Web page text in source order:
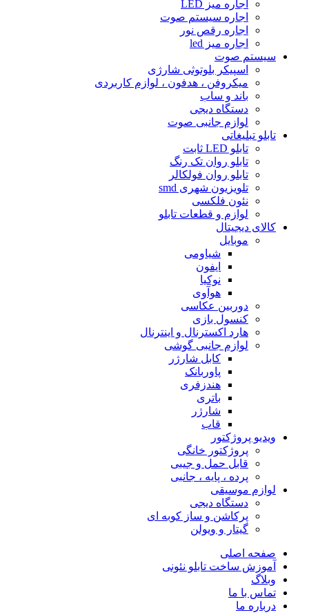
اجاره میز LED
اجاره سیستم صوت
اجاره رقص نور
اجاره میز led
سیستم صوت
اسپیکر بلوتوثى شارژى
میکروفن ، هدفون ، لوازم کاربردى
باند و ساب
دستگاه دیجى
لوازم جانبی صوت
تابلو تبلیغاتى
تابلو LED ثابت
تابلو روان تک رنگ
تابلو روان فولکالر
تلویزیون شهرى smd
نئون فلکسی
لوازم و قطعات تابلو
کالای دیجیتال
موبایل
شیاومی
ایفون
نوکیا
هوآوی
دوربین عکاسی
کنسول بازی
هارد اکسترنال و اینترنال
لوازم جانبی گوشی
کابل شارژر
پاوربانک
هندزفری
باتری
شارژر
قاب
ویدیو پروژکتور
پروژکتور خانگی
قابل حمل و جیبی
پرده ، پایه ، جانبی
لوازم موسیقی
دستگاه دیجى
پرکاشن و ساز کوبه ای
گیتار و ویولن
صفحه اصلی
آموزش ساخت تابلو نئونی
وبلاگ
تماس با ما
درباره ما